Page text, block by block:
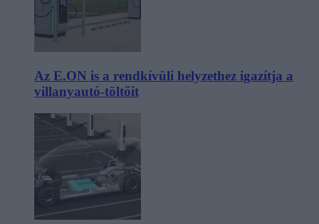
Az E.ON is a rendkívüli helyzethez igazítja a
villanyautó-töltőit